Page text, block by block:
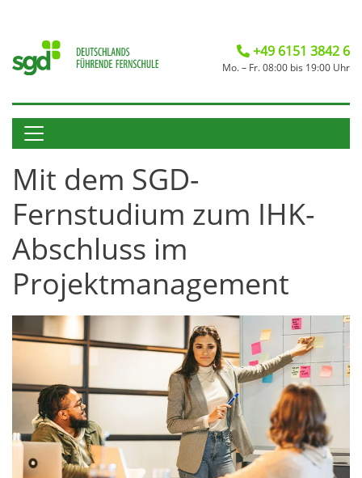
+49 6151 3842 6
Mo. – Fr. 08:00 bis 19:00 Uhr
Mit dem SGD-
Fernstudium zum IHK-
Abschluss im
Projektmanagement